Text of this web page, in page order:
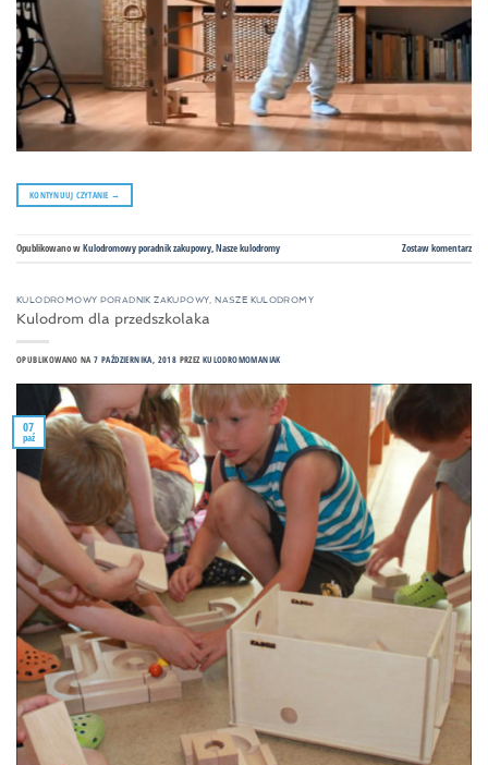
KONTYNUUJ CZYTANIE →
Opublikowano wKulodromowy poradnik zakupowy Nasze kulodromy Zostaw komentarz
KULODROMOWY PORADNIK ZAKUPOWY, NASZE KULODROMY
Kulodrom dla przedszkolaka
OPUBLIKOWANO NA7 PAŹDZIERNIKA, 2018 PRZEZ KULODROMOMANIAK
07
paź